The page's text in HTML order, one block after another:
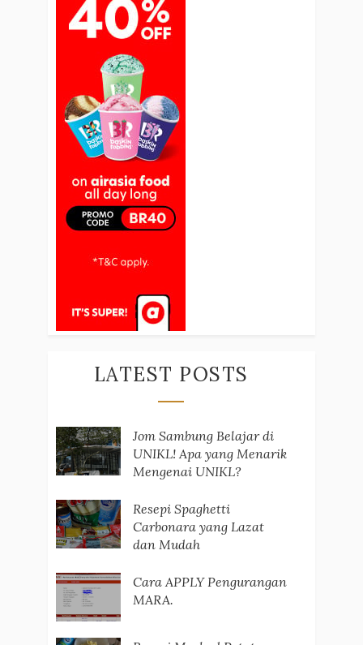
LATEST POSTS
Jom Sambung Belajar di
UNIKL! Apa yang Menarik
Mengenai UNIKL?
Resepi Spaghetti
Carbonara yang Lazat
dan Mudah
Cara APPLY Pengurangan
MARA.